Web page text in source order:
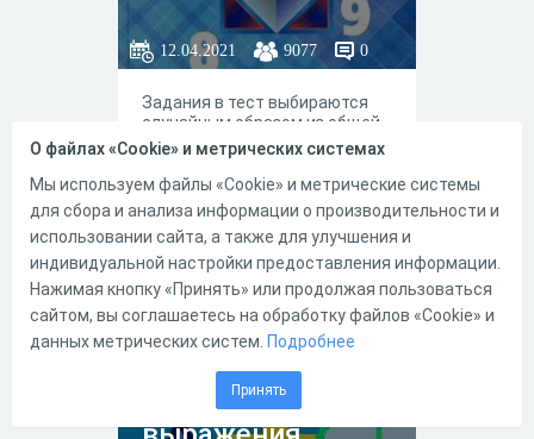
12.04.2021 9077 0
Задания в тест выбираются
случайным образом из общей
базы заданий. Критерии: "3" 50-
69%, "4" 70-90%, "5" 91-100%.
Оценка выставляется сразу
после прохождения теста.
31 19
Математика_8
Рациональные
О файлах «Cookie» и метрических системах
Мы используем файлы «Cookie» и метрические системы
для сбора и анализа информации о производительности и
использовании сайта, а также для улучшения и
индивидуальной настройки предоставления информации.
Нажимая кнопку «Принять» или продолжая пользоваться
сайтом, вы соглашаетесь на обработку файлов «Cookie» и
данных метрических систем. Подробнее
Принять